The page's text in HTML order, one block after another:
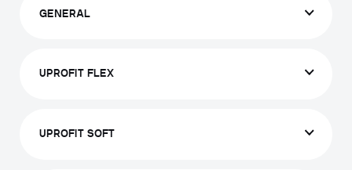
GENERAL
UPROFIT FLEX
UPROFIT SOFT